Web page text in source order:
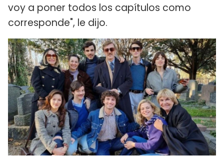
voy a poner todos los capítulos como
corresponde", le dijo.